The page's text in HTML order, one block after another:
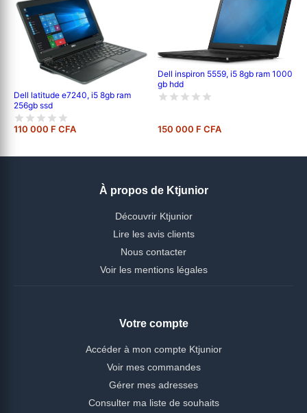
Dell latitude e7240, i5 8gb ram
256gb ssd
110 000 F CFA
Dell inspiron 5559, i5 8gb ram 1000
gb hdd
150 000 F CFA
À propos de Ktjunior
Découvrir Ktjunior
Lire les avis clients
Nous contacter
Voir les mentions légales
Votre compte
Accéder à mon compte Ktjunior
Voir mes commandes
Gérer mes adresses
Consulter ma liste de souhaits